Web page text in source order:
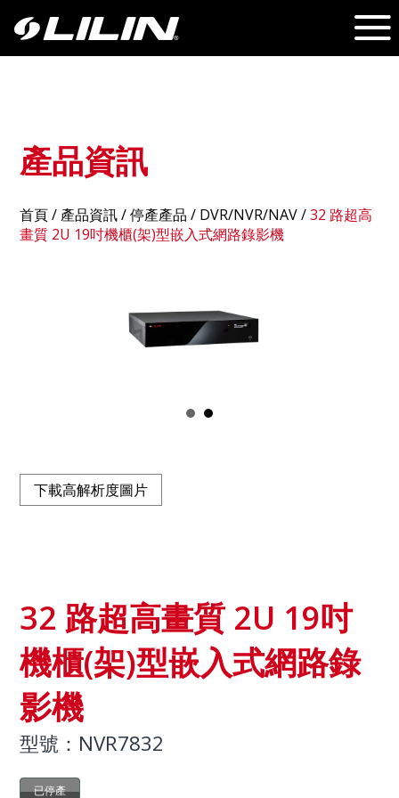
產品資訊
首頁/產品資訊/ 停產產品 / DVR/NVR/NAV/32 路超高
畫質 2U 19吋機櫃(架)型嵌入式網路錄影機
下載高解析度圖片
32 路超高畫質 2U 19吋
機櫃(架)型嵌入式網路錄
影機
型號：NVR7832
已停產